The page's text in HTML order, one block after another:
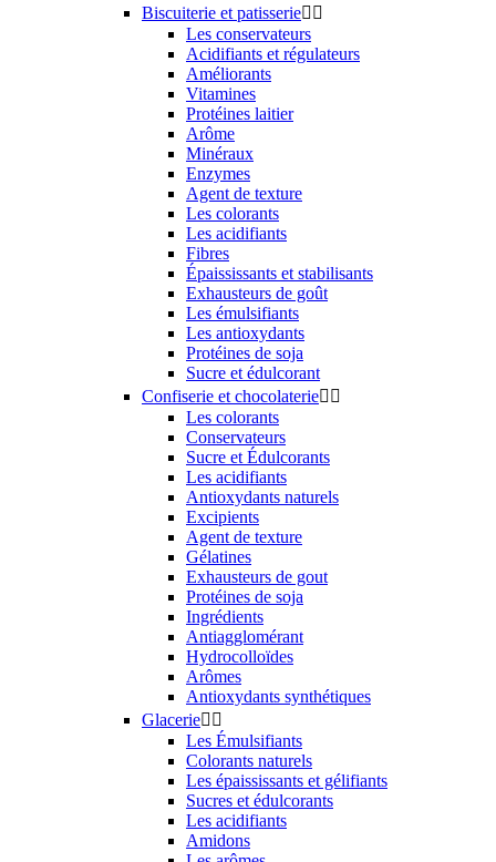
Biscuiterie et patisserie 
Les conservateurs
Acidifiants et régulateurs
Améliorants
Vitamines
Protéines laitier
Arôme
Minéraux
Enzymes
Agent de texture
Les colorants
Les acidifiants
Fibres
Épaississants et stabilisants
Exhausteurs de goût
Les émulsifiants
Les antioxydants
Protéines de soja
Sucre et édulcorant
Confiserie et chocolaterie 
Les colorants
Conservateurs
Sucre et Édulcorants
Les acidifiants
Antioxydants naturels
Excipients
Agent de texture
Gélatines
Exhausteurs de gout
Protéines de soja
Ingrédients
Antiagglomérant
Hydrocolloïdes
Arômes
Antioxydants synthétiques
Glacerie 
Les Émulsifiants
Colorants naturels
Les épaississants et gélifiants
Sucres et édulcorants
Les acidifiants
Amidons